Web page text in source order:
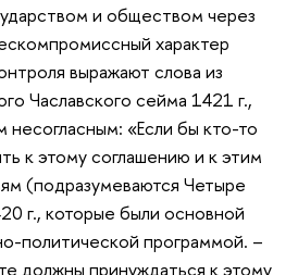
и обществом через
характер
выражают слова из
Чаславского сейма 1421 г.,
«Если бы кто-то
к этому соглашению и к этим
(подразумеваются Четыре
г., которые были основной
политической программой. –
должны принуждаться к этому